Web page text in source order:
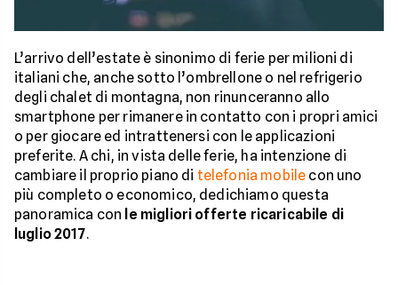
L’arrivo dell’estate è sinonimo di ferie per milioni di
italiani che, anche sotto l’ombrellone o nel refrigerio
degli chalet di montagna, non rinunceranno allo
smartphone per rimanere in contatto con i propri amici
o per giocare ed intrattenersi con le applicazioni
preferite. A chi, in vista delle ferie, ha intenzione di
cambiare il proprio piano di telefonia mobile con uno
più completo o economico, dedichiamo questa
panoramica con le migliori offerte ricaricabile di
luglio 2017.